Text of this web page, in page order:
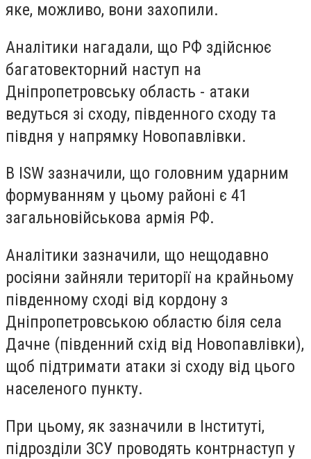
яке, можливо, вони захопили.
Аналітики нагадали, що РФ здійснює
багатовекторний наступ на
Дніпропетровську область - атаки
ведуться зі сходу, південного сходу та
півдня у напрямку Новопавлівки.
В ISW зазначили, що головним ударним
формуванням у цьому районі є 41
загальновійськова армія РФ.
Аналітики зазначили, що нещодавно
росіяни зайняли території на крайньому
південному сході від кордону з
Дніпропетровською областю біля села
Дачне (південний схід від Новопавлівки),
щоб підтримати атаки зі сходу від цього
населеного пункту.
При цьому, як зазначили в Інституті,
підрозділи ЗСУ проводять контрнаступ у